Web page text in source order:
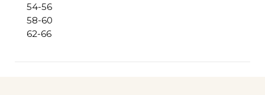
54-56
58-60
62-66